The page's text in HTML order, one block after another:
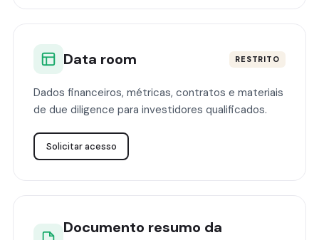
Data room RESTRITO
Dados financeiros, métricas, contratos e materiais
de due diligence para investidores qualificados.
Solicitar acesso
Documento resumo da